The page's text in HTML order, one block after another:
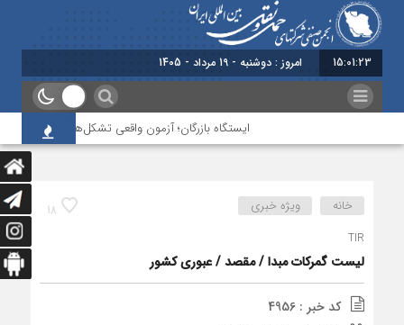
15:01:24 برابر با : Monday - 10 August - 2026
ایستگاه بازرگان؛ آزمون واقعی تشکل‌‌های حمل‌ونقل دو
18 خانه ویژه خبری
TIR
لیست گمرکات مبدا / مقصد / عبوری کشور
کد خبر : 4956